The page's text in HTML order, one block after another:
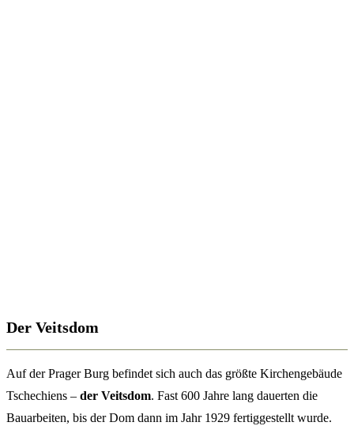
Der Veitsdom
Auf der Prager Burg befindet sich auch das größte Kirchengebäude
Tschechiens – der Veitsdom. Fast 600 Jahre lang dauerten die
Bauarbeiten, bis der Dom dann im Jahr 1929 fertiggestellt wurde.